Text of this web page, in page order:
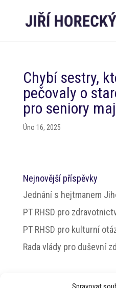
Chybí sestry,
pečovaly o
pro seniory
Úno 16, 2025
Nejnovější příspěvky
Jednání s hejtmanem
PT RHSD pro
PT RHSD pro kulturní
Rada vlády pro duševní